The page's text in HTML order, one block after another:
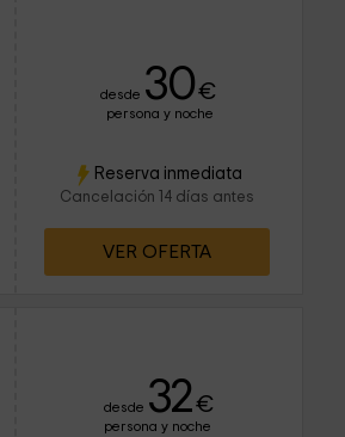
desde 30€
persona y noche
Reserva inmediata
Cancelación 14 días antes
VER OFERTA
desde 32€
persona y noche